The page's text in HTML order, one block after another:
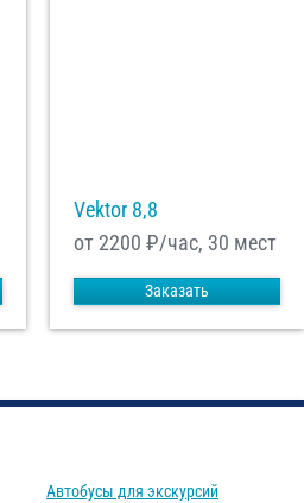
Vektor 8,8
от 2200 ₽/час, 30 мест
Заказать
Автобусы для экскурсий